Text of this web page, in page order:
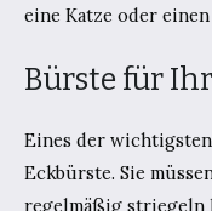
eine Katze oder
Bürste für
Eines der
Eckbürste. Sie
regelmäßig striegeln